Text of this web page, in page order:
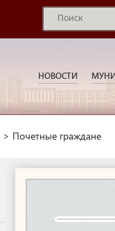
НОВОСТИ
> Почетные граждане